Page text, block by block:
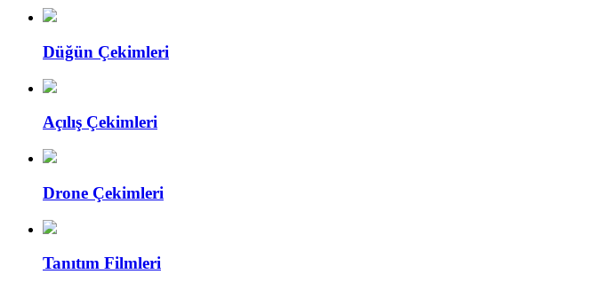
Düğün Çekimleri
Açılış Çekimleri
Drone Çekimleri
Tanıtım Filmleri